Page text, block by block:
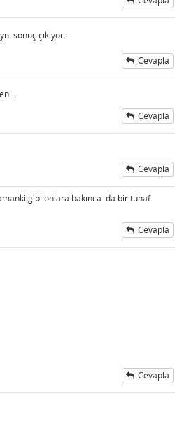
sonuç çıkıyor.
Cevapla
Cevapla
Cevapla
gibi onlara bakınca da bir tuhaf
Cevapla
Cevapla